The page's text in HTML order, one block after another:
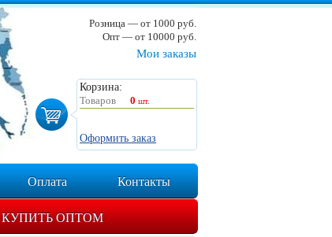
Мои заказы
Корзина:
Товаров
0 шт.
Оформить заказ
Розница — от 1000 руб.
Опт — от 10000 руб.
Оплата Контакты
КУПИТЬ ОПТОМ